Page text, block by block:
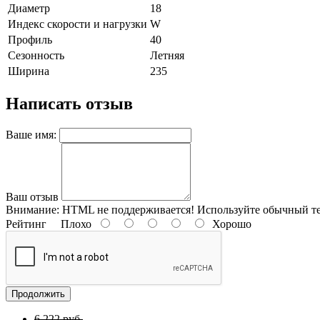
Диаметр
18
Индекс скорости и нагрузки W
Профиль
40
Сезонность
Летняя
Ширина
235
Написать отзыв
Ваше имя:
Ваш отзыв
Внимание: HTML не поддерживается! Используйте обычный
Рейтинг Плохо Хорошо
Продолжить